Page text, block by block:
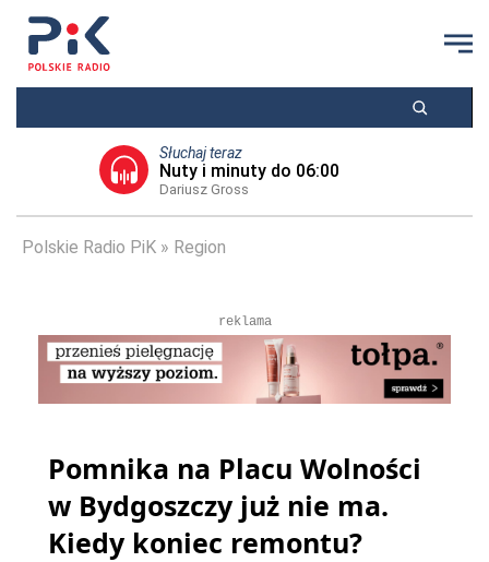
Słuchaj teraz
Nuty i minuty do 06:00
Dariusz Gross
Polskie Radio PiK Region
reklama
Pomnika na Placu Wolności
w Bydgoszczy już nie ma.
Kiedy koniec remontu?